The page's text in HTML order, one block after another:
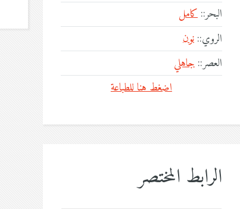
البحر::كامل
الروي::نون
العصر::جاهلي
اضغط هنا للطباعة
الرابط المختصر